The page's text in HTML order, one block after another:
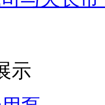
我司八个
示